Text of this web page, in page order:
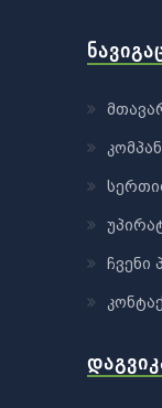
ჩვენი